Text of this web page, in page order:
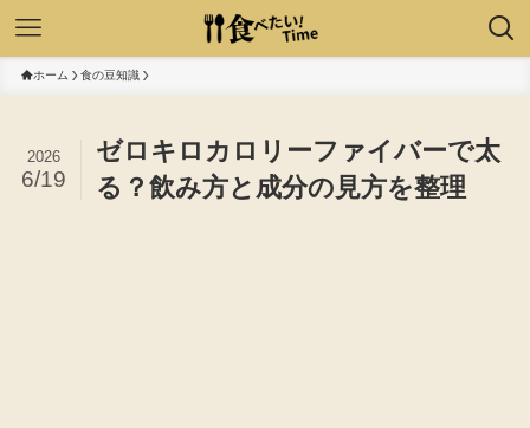
ホーム 食の豆知識
ゼロキロカロリーファイバーで太
る？飲み方と成分の見方を整理
2026
6/19